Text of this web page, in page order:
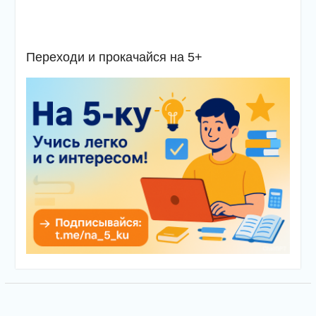
Переходи и прокачайся на 5+